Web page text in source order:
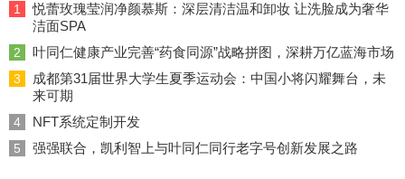
1
悦蕾玫瑰莹润净颜慕斯：深层清洁温和卸妆 让洗脸成为奢华
洁面SPA
2 叶同仁健康产业完善“药食同源”战略拼图，深耕万亿蓝海市场
3
成都第31届世界大学生夏季运动会：中国小将闪耀舞台，未
来可期
4 NFT系统定制开发
5 强强联合，凯利智上与叶同仁同行老字号创新发展之路